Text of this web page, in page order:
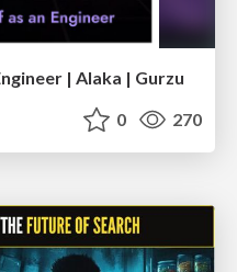
| Alaka | Gurzu
0 270